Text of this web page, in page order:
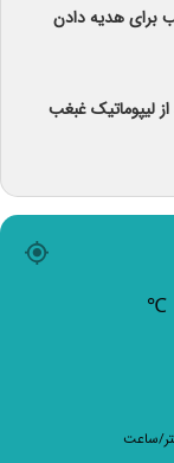
برای هدیه دادن
لیپوماتیک غبغب
℃